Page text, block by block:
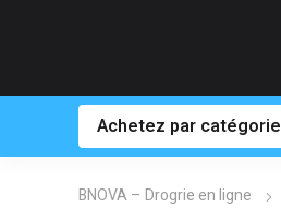
Achetez par catégorie
BNOVA – Drogrie en ligne